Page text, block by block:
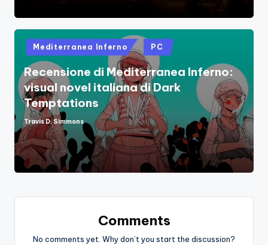
Posted
in
Mediterranea Inferno PC
Recensione di Mediterranea Inferno:
visual novel italiana di Dark
Temptations
Posted
by
Travis D. Simmons
Comments
No comments yet. Why don’t you start the discussion?